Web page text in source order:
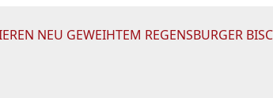
NEU GEWEIHTEM REGENSBURGER